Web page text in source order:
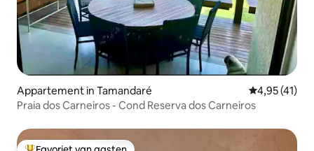
Appartement in Tamandaré Gemiddelde
4,95 (41)
Praia dos Carneiros - Cond Reserva dos Carneiros